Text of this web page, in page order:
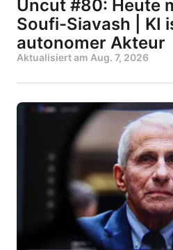
Uncut #80: Heute
Soufi-Siavash | KI
autonomer Akteur
Aktualisiert am Aug. 7, 2026